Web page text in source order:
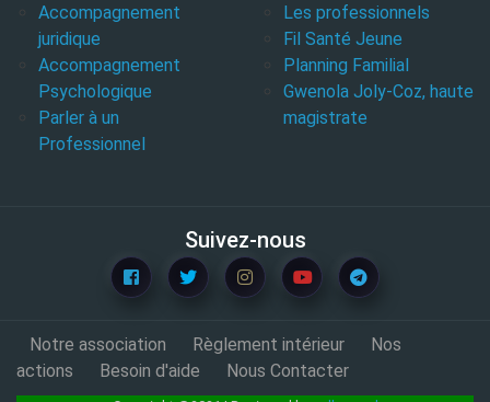
Accompagnement
juridique
Accompagnement
Psychologique
Parler à un
Professionnel
Les professionnels
Fil Santé Jeune
Planning Familial
Gwenola Joly-Coz, haute
magistrate
Suivez-nous
Notre association Règlement intérieur
Nos
actions
Besoin d'aide Nous Contacter